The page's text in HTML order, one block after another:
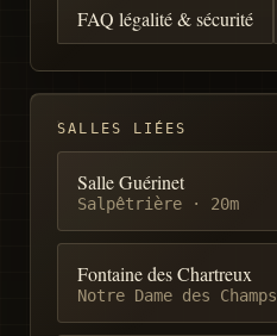
FAQ légalité & sécurité
SALLES LIÉES
Salle Guérinet
Salpêtrière · 20m
Fontaine des Chartreux
Notre Dame des Champs